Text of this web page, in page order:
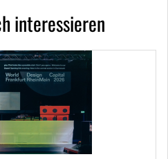
interessieren